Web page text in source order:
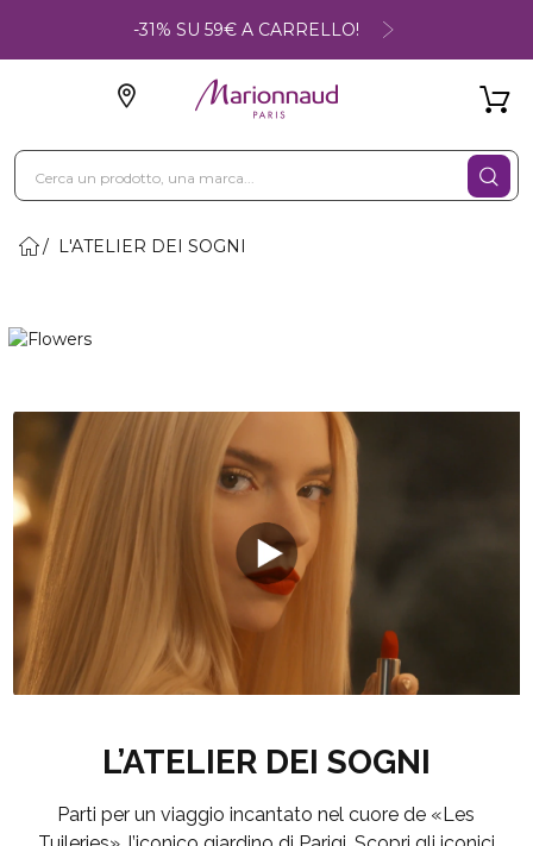
-31% SU 59€ A CARRELLO!
L'ATELIER DEI SOGNI
L’ATELIER DEI SOGNI
Parti per un viaggio incantato nel cuore de «Les